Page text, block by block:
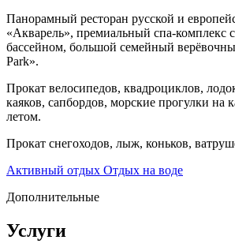
Панорамный ресторан русской и
«Акварель», премиальный спа-комплекс
бассейном, большой семейный
Park».
Прокат велосипедов, квадроциклов,
каяков, сапбордов, морские прогулки на
летом.
Прокат снегоходов, лыж, коньков,
Активный отдых Отдых на воде
Дополнительные
Услуги